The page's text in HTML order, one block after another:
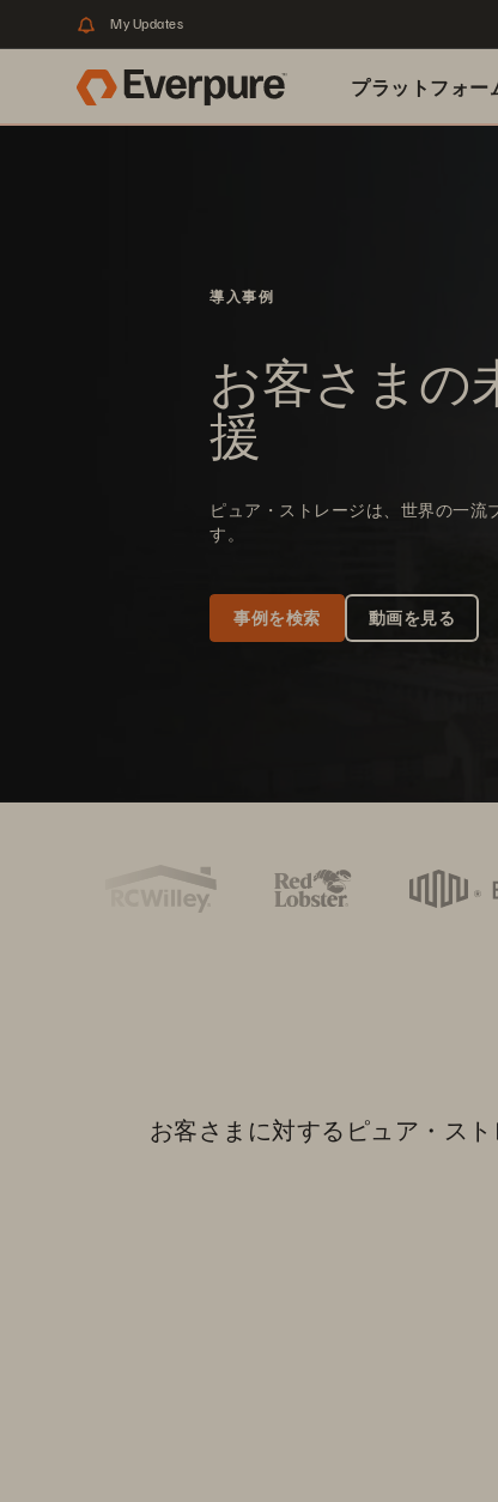
My Updates
プラットフォー
導入事例
お客さまの
援
ピュア・ストレージは、世界の一流
す。
事例を検索 動画を見る
お客さまに対するピュア・ス